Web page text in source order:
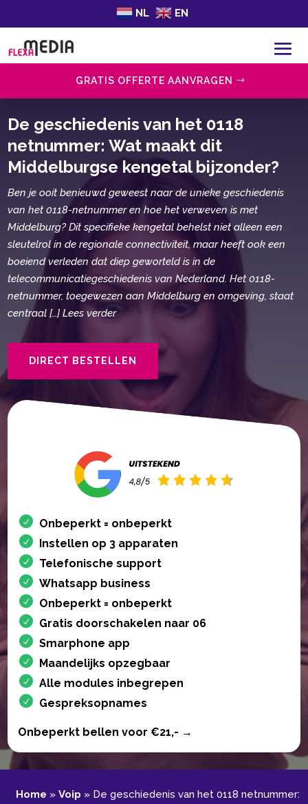
NL EN
GRATIS OFFERTE AANVRAGEN
De geschiedenis van het 0118
netnummer: Wat maakt dit
Middelburgse kengetal bijzonder?
Ben je ooit benieuwd geweest naar de unieke geschiedenis
van het 0118-netnummer en hoe het verweven is met
Middelburg? Dit specifieke kengetal behelst niet alleen een
sleutelrol in de regionale connectiviteit, maar heeft ook een
boeiend verleden dat diep geworteld is in de
telecommunicatiegeschiedenis van Nederland. Het 0118-
netnummer, toegewezen aan Middelburg en omgeving, staat
centraal […] Lees verder
DIRECT BESTELLEN
Onbeperkt = onbeperkt
Instellen op 3 apparaten
Telefonische support
Whatsapp business
Onbeperkt = onbeperkt
Gratis doorschakelen naar 06
Smarphone app
Maandelijks opzegbaar
Alle modules inbegrepen
Gespreksopnames
Onbeperkt bellen voor €21,- →
Home » Voip » De geschiedenis van het 0118 netnummer: